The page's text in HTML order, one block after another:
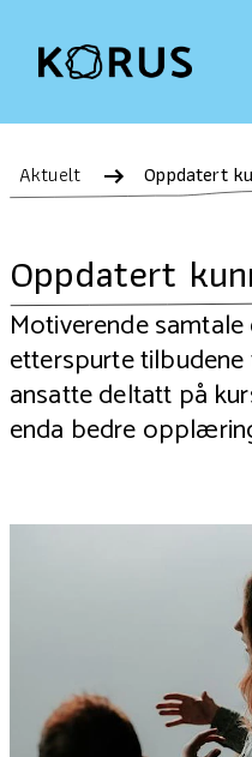
Aktuelt Oppdatert
Oppdatert
Motiverende
etterspurte
ansatte deltatt på
enda bedre